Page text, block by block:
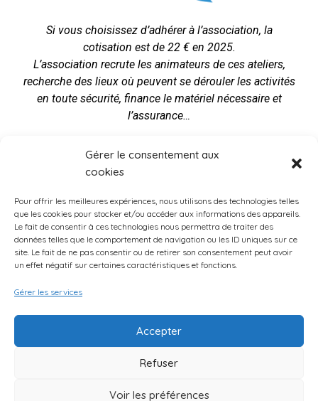
Gérer le consentement aux
cookies
Pour offrir les meilleures expériences, nous utilisons des technologies telles
que les cookies pour stocker et/ou accéder aux informations des appareils.
Le fait de consentir à ces technologies nous permettra de traiter des
données telles que le comportement de navigation ou les ID uniques sur ce
site. Le fait de ne pas consentir ou de retirer son consentement peut avoir
un effet négatif sur certaines caractéristiques et fonctions.
Gérer les services
Accepter
Refuser
Voir les préférences
Si vous choisissez d’adhérer à l’association, la
cotisation est de 22 € en 2025.
L’association recrute les animateurs de ces ateliers,
recherche des lieux où peuvent se dérouler les activités
en toute sécurité, finance le matériel nécessaire et
l’assurance…
Nos ateliers sont soutenus par la
Conférence des Financiers de la Ville de
AG11 Copyright 2024 | Elégant Thème par Orange Solidarité
Mentions légales